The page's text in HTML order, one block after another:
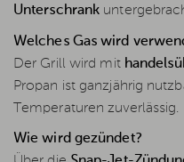
Unterschrank
Welches Gas wird
Der Grill wird mit
Propan ist ganzjährig
Temperaturen zuverlässig.
Wie wird gezündet?